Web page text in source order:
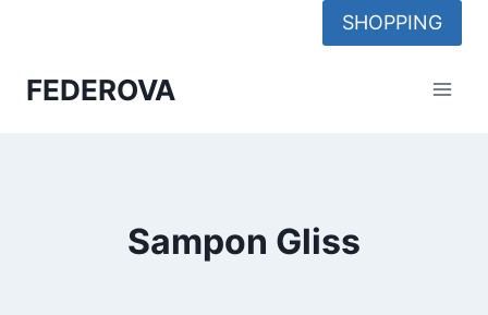
SHOPPING
FEDEROVA
Sampon Gliss